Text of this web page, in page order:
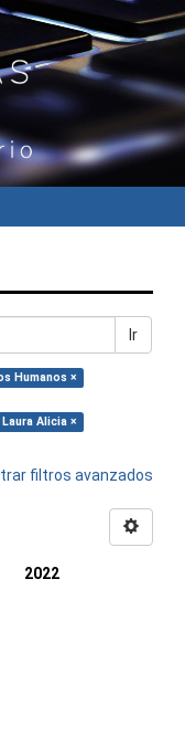
Ir
Humanos ×
Alicia ×
filtros avanzados
2022